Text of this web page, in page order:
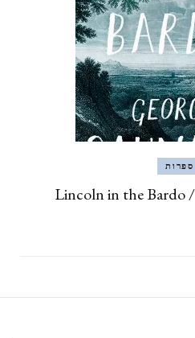
ספרות
Lincoln in the Bardo